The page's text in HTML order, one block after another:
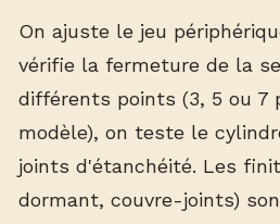
On ajuste le jeu
vérifie la fermeture de la
différents points (3, 5 ou 7
modèle), on teste le
joints d'étanchéité. Les
dormant, couvre-joints)